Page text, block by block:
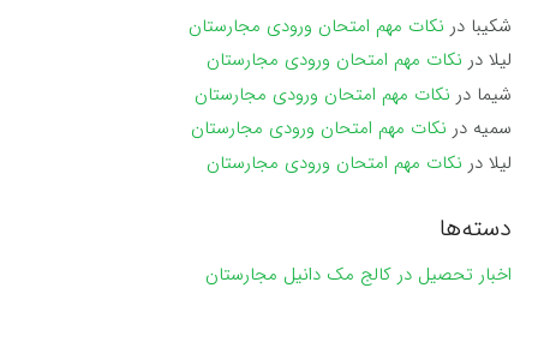
شکیبا در نکات مهم امتحان ورودی مجارستان
لیلا در نکات مهم امتحان ورودی مجارستان
شیما در نکات مهم امتحان ورودی مجارستان
سمیه در نکات مهم امتحان ورودی مجارستان
لیلا در نکات مهم امتحان ورودی مجارستان
دسته‌ها
اخبار تحصیل در کالج مک دانیل مجارستان